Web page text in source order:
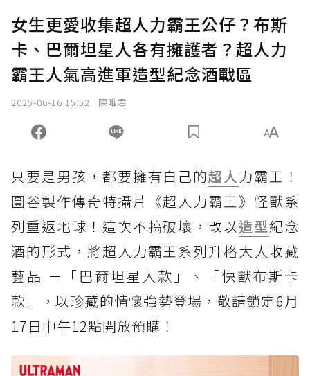
女生更愛收集超人力霸王公仔？布斯
卡、巴爾坦星人各有擁護者？超人力
霸王人氣高進軍造型紀念酒戰區
2025-06-16 15:52 陳唯君
只要是男孩，都要擁有自己的超人力霸王！
圓谷製作傳奇特攝片《超人力霸王》怪獸系
列重返地球！這次不搞破壞，改以造型紀念
酒的形式，將超人力霸王系列升格大人收藏
藝品 －「巴爾坦星人款」、「快獸布斯卡
款」，以珍藏的情懷強勢登場，敬請鎖定6月
17日中午12點開放預購！